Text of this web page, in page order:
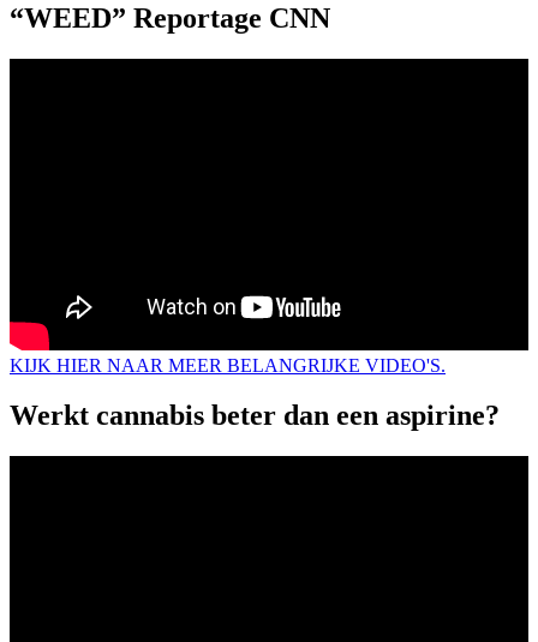
“WEED” Reportage CNN
KIJK HIER NAAR MEER BELANGRIJKE VIDEO'S.
Werkt cannabis beter dan een aspirine?